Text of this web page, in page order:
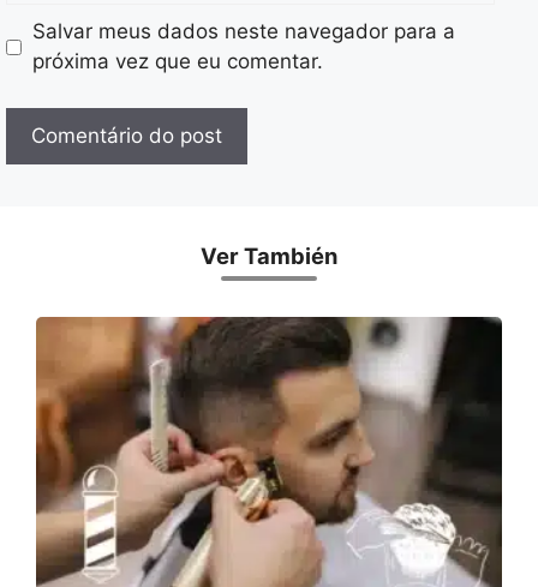
Salvar meus dados neste navegador para a
próxima vez que eu comentar.
Ver También